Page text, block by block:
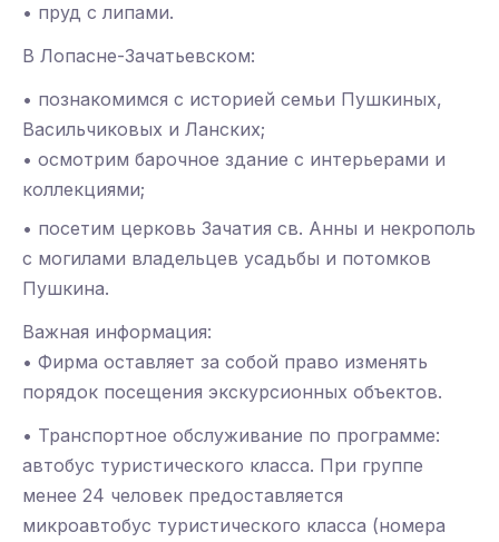
• пруд с липами.
В Лопасне-Зачатьевском:
• познакомимся с историей семьи Пушкиных,
Васильчиковых и Ланских;
• осмотрим барочное здание с интерьерами и
коллекциями;
• посетим церковь Зачатия св. Анны и некрополь
с могилами владельцев усадьбы и потомков
Пушкина.
Важная информация:
• Фирма оставляет за собой право изменять
порядок посещения экскурсионных объектов.
• Транспортное обслуживание по программе:
автобус туристического класса. При группе
менее 24 человек предоставляется
микроавтобус туристического класса (номера